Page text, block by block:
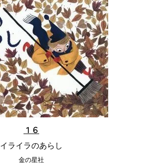
１６
イライラのあらし
金の星社